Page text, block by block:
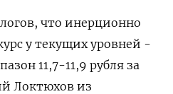
что инерционно
у текущих уровней -
11,7-11,9 рубля за
Локтюхов из